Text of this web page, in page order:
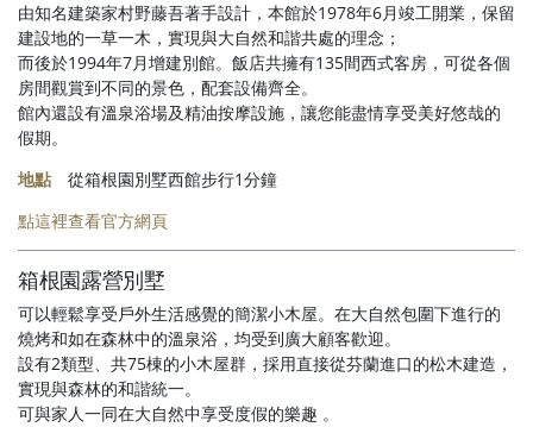
由知名建築家村野藤吾著手設計，本館於1978年6月竣工開業，保留
建設地的一草一木，實現與大自然和諧共處的理念；
而後於1994年7月增建別館。飯店共擁有135間西式客房，可從各個
房間觀賞到不同的景色，配套設備齊全。
館內還設有溫泉浴場及精油按摩設施，讓您能盡情享受美好悠哉的
假期。
地點 從箱根園別墅西館步行1分鐘
點這裡查看官方網頁
箱根園露營別墅
可以輕鬆享受戶外生活感覺的簡潔小木屋。在大自然包圍下進行的
燒烤和如在森林中的溫泉浴，均受到廣大顧客歡迎。
設有2類型、共75棟的小木屋群，採用直接從芬蘭進口的松木建造，
實現與森林的和諧統一。
可與家人一同在大自然中享受度假的樂趣 。